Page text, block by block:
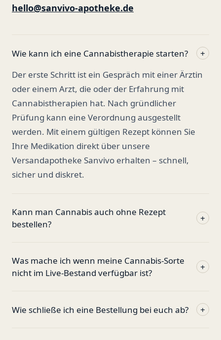
hello@sanvivo-apotheke.de
Wie kann ich eine Cannabistherapie starten?
+
Der erste Schritt ist ein Gespräch mit einer Ärztin
oder einem Arzt, die oder der Erfahrung mit
Cannabistherapien hat. Nach gründlicher
Prüfung kann eine Verordnung ausgestellt
werden. Mit einem gültigen Rezept können Sie
Ihre Medikation direkt über unsere
Versandapotheke Sanvivo erhalten – schnell,
sicher und diskret.
Kann man Cannabis auch ohne Rezept
bestellen?
+
Was mache ich wenn meine Cannabis-Sorte
nicht im Live-Bestand verfügbar ist?
+
Wie schließe ich eine Bestellung bei euch ab? +